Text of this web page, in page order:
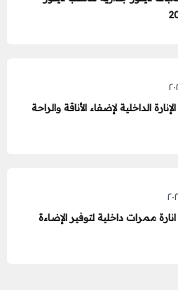
الداخلية لإضفاء الأناقة والراحة
ممرات داخلية لتوفير الإضاءة